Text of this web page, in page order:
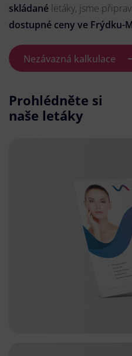
skládané letáky, jsme
dostupné ceny ve Frýdku-
Nezávazná kalkulace
Prohlédněte si
naše letáky